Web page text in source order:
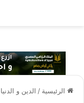
الرئيسية / الدين و الدنيا